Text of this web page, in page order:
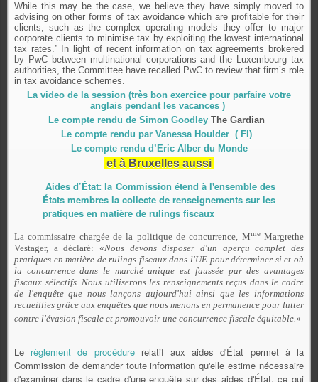
While this may be the case, we believe they have simply moved to
advising on other forms of tax avoidance which are profitable for their
clients; such as the complex operating models they offer to major
corporate clients to minimise tax by exploiting the lowest international
tax rates.” In light of recent information on tax agreements brokered
by PwC between multinational corporations and the Luxembourg tax
authorities, the Committee have recalled PwC to review that firm’s role
in tax avoidance schemes.
La video de la session (très bon exercice pour parfaire votre
anglais pendant les vacances )
Le compte rendu de Simon GoodleyThe Gardian
Le compte rendu par Vanessa Houlder ( FI)
Le compte rendu d’Eric Alber du Monde
et à Bruxelles aussi
Aides d’État: la Commission étend à l'ensemble des
États membres la collecte de renseignements sur les
pratiques en matière de rulings fiscaux
La commissaire chargée de la politique de concurrence, Mme Margrethe
Vestager, a déclaré: «Nous devons disposer d'un aperçu complet des
pratiques en matière de rulings fiscaux dans l'UE pour déterminer si et où
la concurrence dans le marché unique est faussée par des avantages
fiscaux sélectifs. Nous utiliserons les renseignements reçus dans le cadre
de l'enquête que nous lançons aujourd'hui ainsi que les informations
recueillies grâce aux enquêtes que nous menons en permanence pour lutter
contre l'évasion fiscale et promouvoir une concurrence fiscale équitable.»
Le règlement de procédurerelatif aux aides d'État permet à la
Commission de demander toute information qu'elle estime nécessaire
d'examiner dans le cadre d'une enquête sur des aides d'État, ce qui